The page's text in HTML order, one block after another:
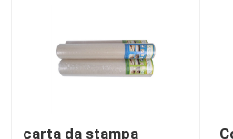
carta da stampa